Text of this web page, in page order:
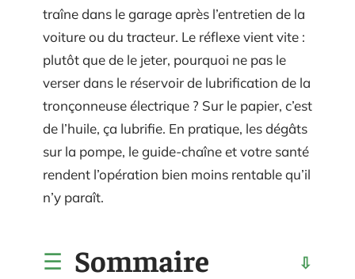
traîne dans le garage après l’entretien de la
voiture ou du tracteur. Le réflexe vient vite :
plutôt que de le jeter, pourquoi ne pas le
verser dans le réservoir de lubrification de la
tronçonneuse électrique ? Sur le papier, c’est
de l’huile, ça lubrifie. En pratique, les dégâts
sur la pompe, le guide-chaîne et votre santé
rendent l’opération bien moins rentable qu’il
n’y paraît.
Sommaire